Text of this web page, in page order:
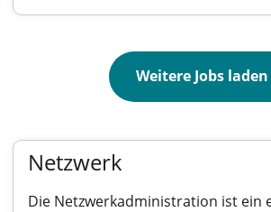
Weitere Jobs laden
Netzwerk
Die Netzwerkadministration ist ein